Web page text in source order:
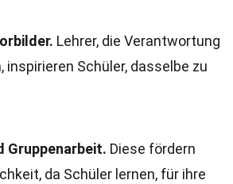
Lehrer, die Verantwortung
inspirieren Schüler, dasselbe zu
Gruppenarbeit. Diese fördern
da Schüler lernen, für ihre